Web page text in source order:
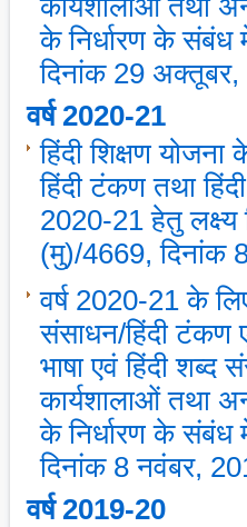
कार्यशालाओं तथा
के निर्धारण के
दिनांक 29
वर्ष 2020-21
हिंदी शिक्षण
हिंदी टंकण तथा
2020-21 हेतु लक्ष्‍य
(मु)/4669, दिनांक
वर्ष 2020-21 के
संसाधन/हिंदी टंकण
भाषा एवं हिंदी शब्‍द
कार्यशालाओं तथा
के निर्धारण के
दिनांक 8 नवंबर,
वर्ष 2019-20